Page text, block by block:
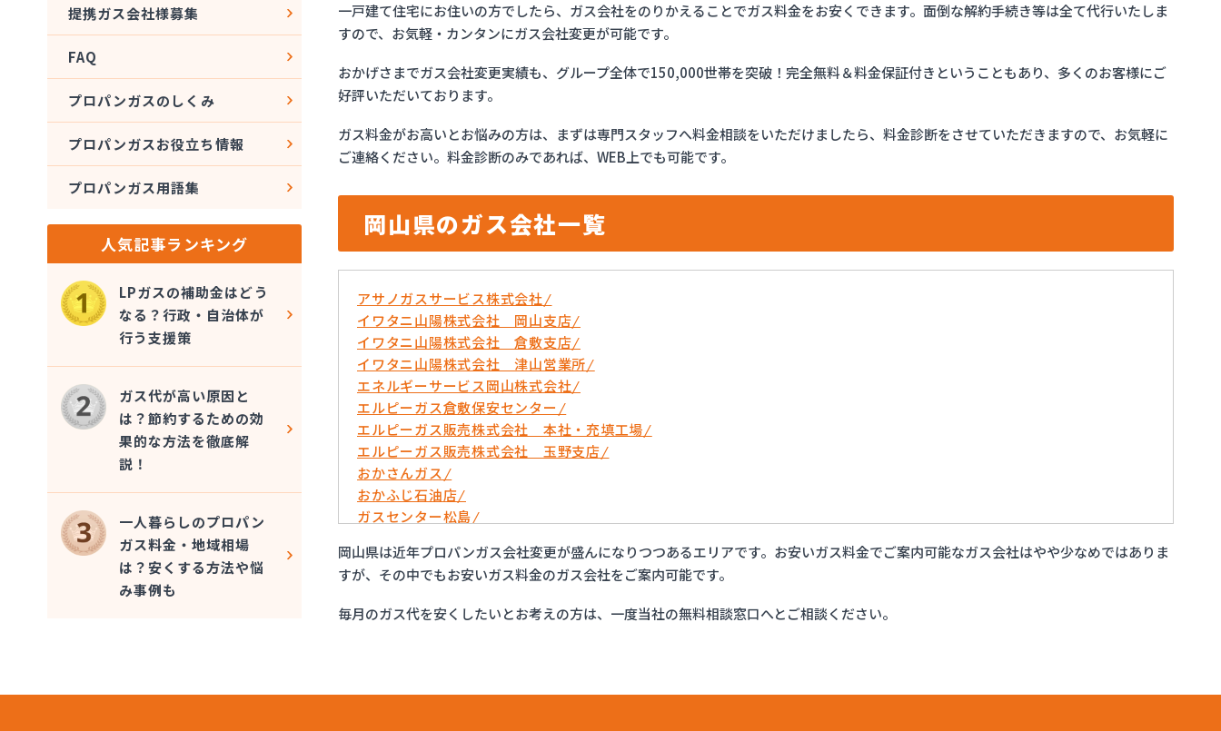
一戸建て住宅にお住いの方でしたら、ガス会社をのりかえることでガス料金をお安くできます。面倒な解約手続き等は全て代行いたしま
すので、お気軽・カンタンにガス会社変更が可能です。
おかげさまでガス会社変更実績も、グループ全体で150,000世帯を突破！完全無料＆料金保証付きということもあり、多くのお客様にご
好評いただいております。
ガス料金がお高いとお悩みの方は、まずは専門スタッフへ料金相談をいただけましたら、料金診断をさせていただきますので、お気軽に
ご連絡ください。料金診断のみであれば、WEB上でも可能です。
岡山県のガス会社一覧
アサノガスサービス株式会社/
イワタニ山陽株式会社 岡山支店/
イワタニ山陽株式会社 倉敷支店/
イワタニ山陽株式会社 津山営業所/
エネルギーサービス岡山株式会社/
エルピーガス倉敷保安センター/
エルピーガス販売株式会社 本社・充填工場/
エルピーガス販売株式会社 玉野支店/
おかさんガス/
おかふじ石油店/
ガスセンター松島/
サーンガス共和株式会社/
ダイネン株式会社 岡山営業所/
たからや石油株式会社/
ツチダ産業株式会社 高野支店/
つばめガス株式会社 倉敷支店/
岡山県は近年プロパンガス会社変更が盛んになりつつあるエリアです。お安いガス料金でご案内可能なガス会社はやや少なめではありま
すが、その中でもお安いガス料金のガス会社をご案内可能です。
毎月のガス代を安くしたいとお考えの方は、一度当社の無料相談窓口へとご相談ください。
提携ガス会社様募集
FAQ
プロパンガスのしくみ
プロパンガスお役立ち情報
プロパンガス用語集
人気記事ランキング
LPガスの補助金はどう
なる？行政・自治体が
行う支援策
ガス代が高い原因と
は？節約するための効
果的な方法を徹底解
説！
一人暮らしのプロパン
ガス料金・地域相場
は？安くする方法や悩
み事例も